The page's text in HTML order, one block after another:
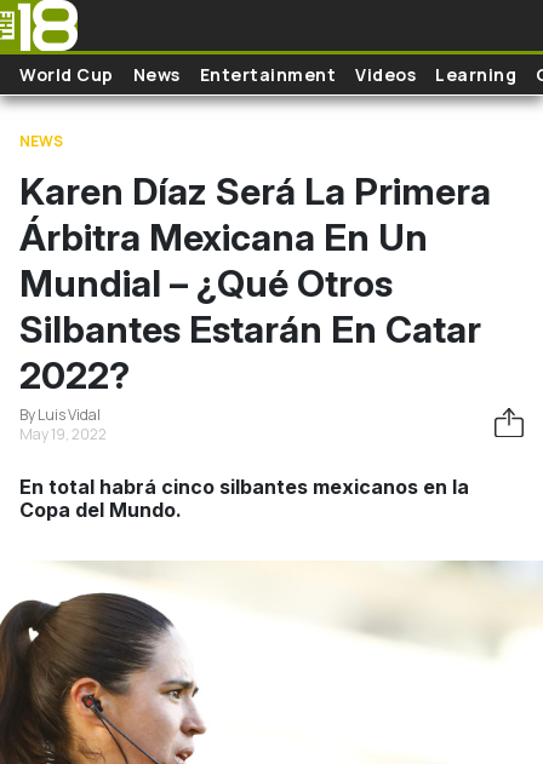
Skip to main content
World Cup News Entertainment Videos Learning
NEWS
Karen Díaz Será La Primera
Árbitra Mexicana En Un
Mundial – ¿Qué Otros
Silbantes Estarán En Catar
2022?
By Luis Vidal
May 19, 2022
En total habrá cinco silbantes mexicanos en la
Copa del Mundo.